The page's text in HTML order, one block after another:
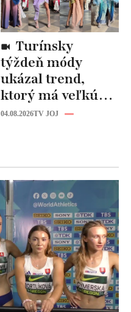
týždeň módy
ukázal trend,
ktorý má veľkú
budúcnosť: Počuli
04.08.2026TV JOJ